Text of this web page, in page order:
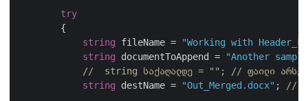
try
        {
string fileName =
"Working with
string documentToAppend =
"Another
//  string საქაღალდე = ""; // ფაილი
string destName = "Out_Merged.docx" ; // //